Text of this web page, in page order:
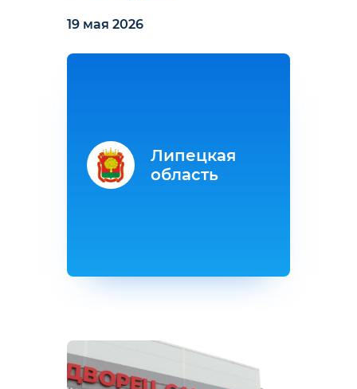
19 мая 2026
Липецкая
область